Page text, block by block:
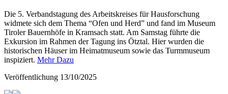
Die 5. Verbandstagung des Arbeitskreises für Hausforschung
widmete sich dem Thema “Ofen und Herd” und fand im Museum
Tiroler Bauernhöfe in Kramsach statt. Am Samstag führte die
Exkursion im Rahmen der Tagung ins Ötztal. Hier wurden die
historischen Häuser im Heimatmuseum sowie das Turmmuseum
inspiziert. Mehr Dazu
Veröffentlichung 13/10/2025